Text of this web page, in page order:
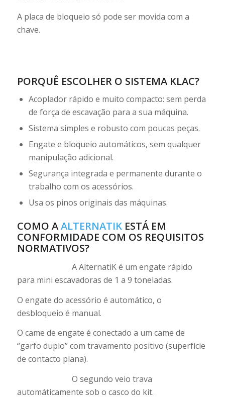
A placa de bloqueio só pode ser movida com a
chave.
PORQUÊ ESCOLHER O SISTEMA KLAC?
Acoplador rápido e muito compacto: sem perda
de força de escavação para a sua máquina.
Sistema simples e robusto com poucas peças.
Engate e bloqueio automáticos, sem qualquer
manipulação adicional.
Segurança integrada e permanente durante o
trabalho com os acessórios.
Usa os pinos originais das máquinas.
COMO AALTERNATIKESTÁ EM
CONFORMIDADE COM OS REQUISITOS
NORMATIVOS?
A AlternatiK é um engate rápido
para mini escavadoras de 1 a 9 toneladas.
O engate do acessório é automático, o
desbloqueio é manual.
O came de engate é conectado a um came de
“garfo duplo” com travamento positivo (superfície
de contacto plana).
O segundo veio trava
automáticamente sob o casco do kit.